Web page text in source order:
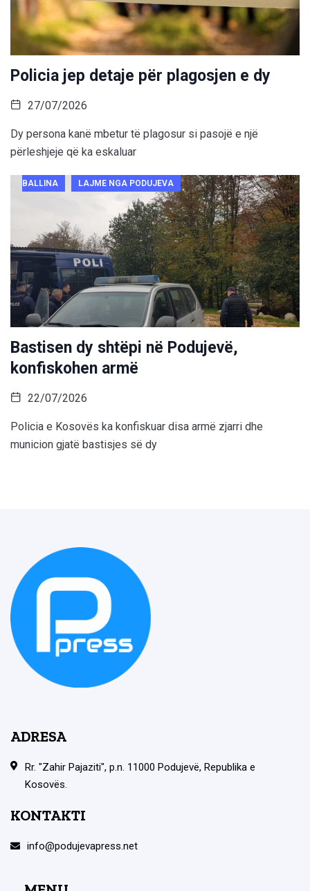
Policia jep detaje për plagosjen e dy
27/07/2026
Dy persona kanë mbetur të plagosur si pasojë e një
përleshjeje që ka eskaluar
BALLINA LAJME NGA PODUJEVA
Bastisen dy shtëpi në Podujevë,
konfiskohen armë
22/07/2026
Policia e Kosovës ka konfiskuar disa armë zjarri dhe
municion gjatë bastisjes së dy
ADRESA
Rr. "Zahir Pajaziti", p.n. 11000 Podujevë, Republika e
Kosovës.
KONTAKTI
info@podujevapress.net